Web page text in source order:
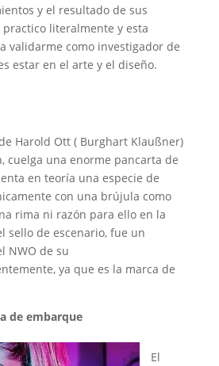
y el resultado de sus
practico literalmente y esta
validarme como investigador de
estar en el arte y el diseño.
Harold Ott ( Burghart Klaußner)
cuelga una enorme pancarta de
en teoría una especie de
con una brújula como
rima ni razón para ello en la
sello de escenario, fue un
NWO de su
ya que es la marca de
de embarque
El